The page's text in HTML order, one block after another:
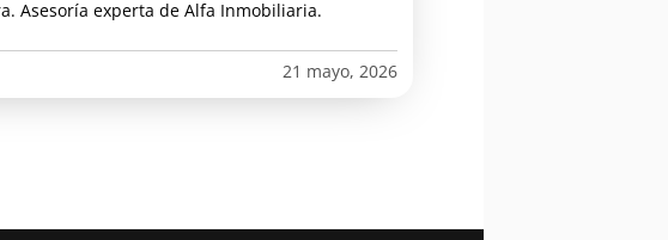
Asesoría experta de Alfa Inmobiliaria.
21 mayo, 2026